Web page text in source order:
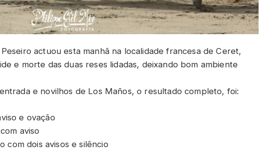
actuou esta manhã na localidade francesa de Ceret,
e morte das duas reses lidadas, deixando bom ambiente
e novilhos de Los Maños, o resultado completo, foi:
e ovação
aviso
com dois avisos e silêncio